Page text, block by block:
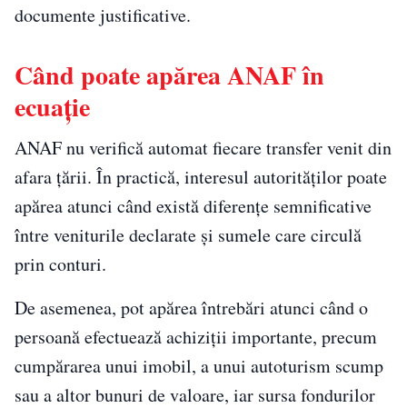
documente justificative.
Când poate apărea ANAF în
ecuație
ANAF nu verifică automat fiecare transfer venit din
afara țării. În practică, interesul autorităților poate
apărea atunci când există diferențe semnificative
între veniturile declarate și sumele care circulă
prin conturi.
De asemenea, pot apărea întrebări atunci când o
persoană efectuează achiziții importante, precum
cumpărarea unui imobil, a unui autoturism scump
sau a altor bunuri de valoare, iar sursa fondurilor